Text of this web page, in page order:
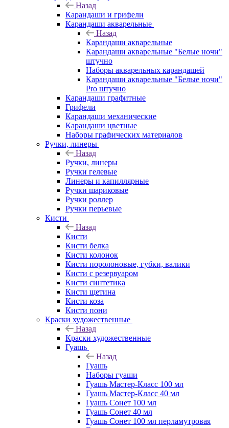
Назад
Карандаши и грифели
Карандаши акварельные
Назад
Карандаши акварельные
Карандаши акварельные "Белые ночи"
штучно
Наборы акварельных карандашей
Карандаши акварельные "Белые ночи"
Pro штучно
Карандаши графитные
Грифели
Карандаши механические
Карандаши цветные
Наборы графических материалов
Ручки, линеры
Назад
Ручки, линеры
Ручки гелевые
Линеры и капиллярные
Ручки шариковые
Ручки роллер
Ручки перьевые
Кисти
Назад
Кисти
Кисти белка
Кисти колонок
Кисти поролоновые, губки, валики
Кисти с резервуаром
Кисти синтетика
Кисти щетина
Кисти коза
Кисти пони
Краски художественные
Назад
Краски художественные
Гуашь
Назад
Гуашь
Наборы гуаши
Гуашь Мастер-Класс 100 мл
Гуашь Мастер-Класс 40 мл
Гуашь Сонет 100 мл
Гуашь Сонет 40 мл
Гуашь Сонет 100 мл перламутровая